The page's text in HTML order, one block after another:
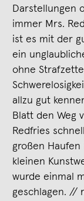
Darstellungen
immer Mrs.
ist es mit der
ein
ohne
allzu gut
Blatt den Weg
Redfries
großen Haufen
kleinen
wurde einmal
geschlagen. //